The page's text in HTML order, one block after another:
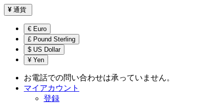
¥ 通貨
€ Euro
£ Pound Sterling
$ US Dollar
¥ Yen
お電話での問い合わせは承っていません。
マイアカウント
登録